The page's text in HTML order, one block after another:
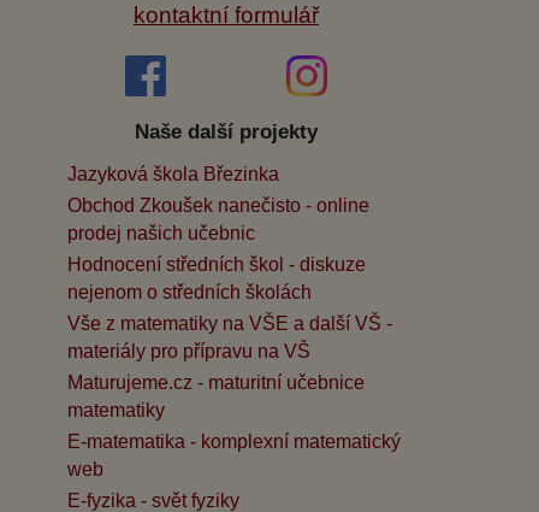
kontaktní formulář
Naše další projekty
Jazyková škola Březinka
Obchod Zkoušek nanečisto - online
prodej našich učebnic
Hodnocení středních škol - diskuze
nejenom o středních školách
Vše z matematiky na VŠE a další VŠ -
materiály pro přípravu na VŠ
Maturujeme.cz - maturitní učebnice
matematiky
E-matematika - komplexní matematický
web
E-fyzika - svět fyziky